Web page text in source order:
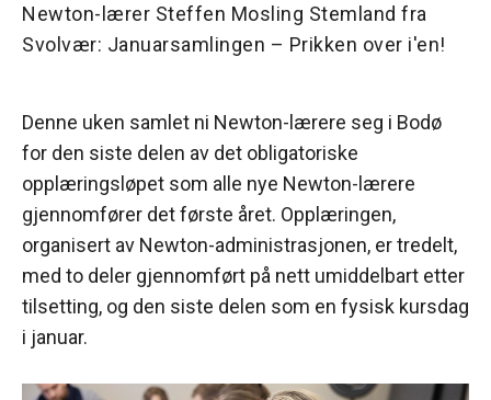
Newton-lærer Steffen Mosling Stemland fra
Svolvær: Januarsamlingen – Prikken over i'en!
Denne uken samlet ni Newton-lærere seg i Bodø
for den siste delen av det obligatoriske
opplæringsløpet som alle nye Newton-lærere
gjennomfører det første året. Opplæringen,
organisert av Newton-administrasjonen, er tredelt,
med to deler gjennomført på nett umiddelbart etter
tilsetting, og den siste delen som en fysisk kursdag
i januar.